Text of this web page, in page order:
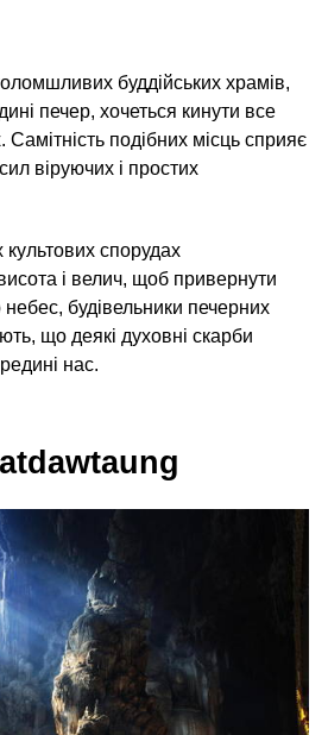
буддійських храмів,
печер, хочеться кинути все
Самітність подібних місць сприяє
віруючих і простих
культових спорудах
і велич, щоб привернути
будівельники печерних
що деякі духовні скарби
нас.